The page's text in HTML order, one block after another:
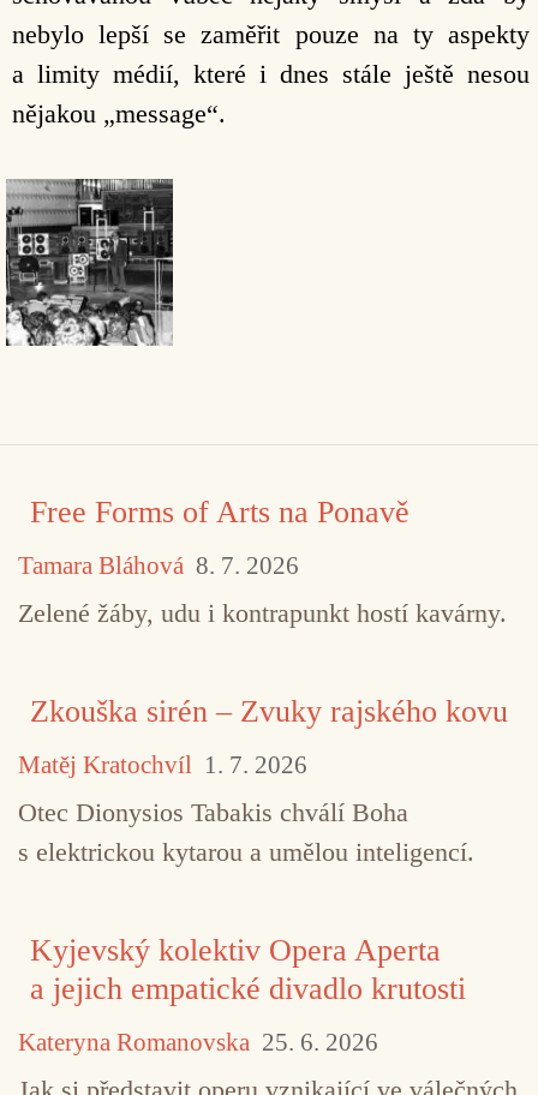
nebylo lepší se zaměřit pouze na ty aspekty
a limity médií, které i dnes stále ještě nesou
nějakou „message“.
Free Forms of Arts na Ponavě
Tamara Bláhová 8. 7. 2026
Zelené žáby, udu i kontrapunkt hostí kavárny.
Zkouška sirén – Zvuky rajského kovu
Matěj Kratochvíl 1. 7. 2026
Otec Dionysios Tabakis chválí Boha
s elektrickou kytarou a umělou inteligencí.
Kyjevský kolektiv Opera Aperta
a jejich empatické divadlo krutosti
Kateryna Romanovska 25. 6. 2026